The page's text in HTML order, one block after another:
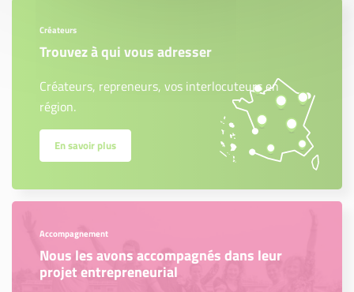
Créateurs
Trouvez à qui vous adresser
Créateurs, repreneurs, vos interlocuteurs en
région.
En savoir plus
Accompagnement
Nous les avons accompagnés dans leur
projet entrepreneurial